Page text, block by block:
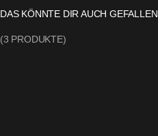
DAS KÖNNTE DIR AUCH GEFALLEN
(3 PRODUKTE)